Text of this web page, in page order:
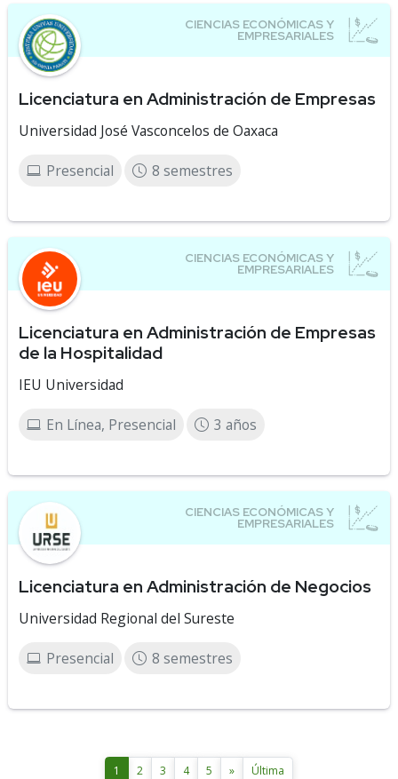
Licenciatura en Administración de Empresas
Universidad José Vasconcelos de Oaxaca
Presencial 8 semestres
Licenciatura en Administración de Empresas
de la Hospitalidad
IEU Universidad
En Línea, Presencial 3 años
Licenciatura en Administración de Negocios
Universidad Regional del Sureste
Presencial 8 semestres
1 2 3 4 5 » Última